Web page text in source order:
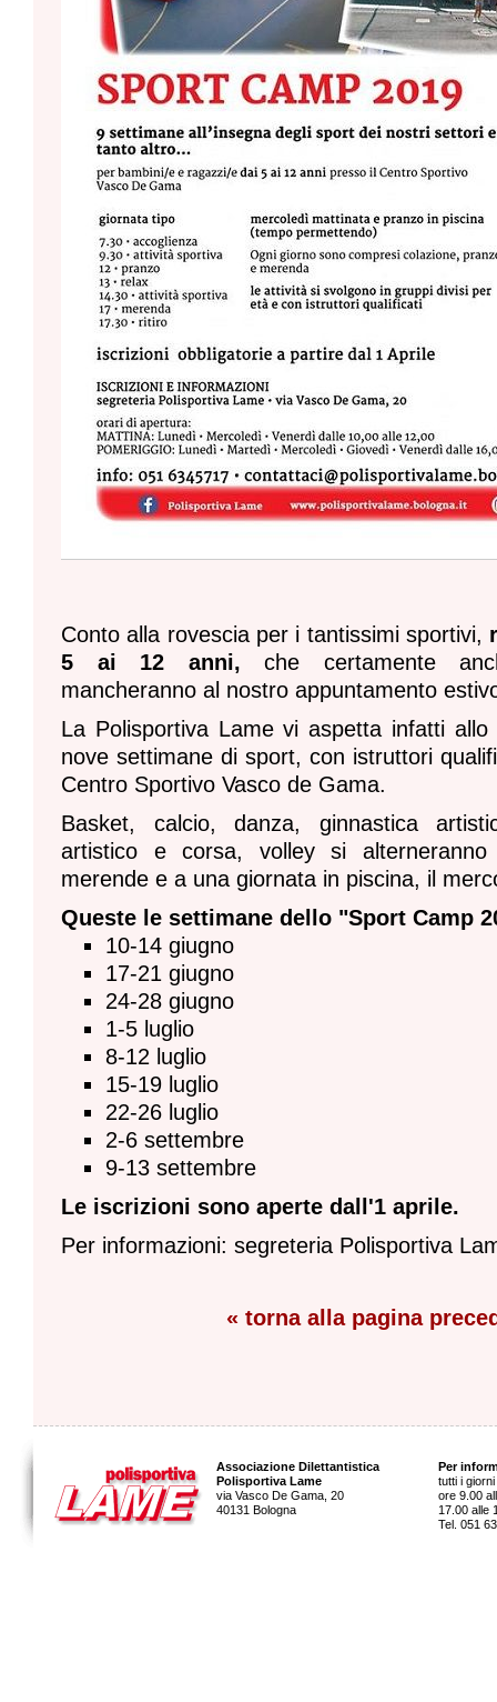
Conto alla rovescia per i tantissimi sportivi,
5 ai 12 anni, che certamente
mancheranno al nostro appuntamento
La Polisportiva Lame vi aspetta infatti allo
nove settimane di sport, con istruttori
Centro Sportivo Vasco de Gama.
Basket, calcio, danza, ginnastica
artistico e corsa, volley si
merende e a una giornata in piscina, il
Queste le settimane dello "Sport Camp
10-14 giugno
17-21 giugno
24-28 giugno
1-5 luglio
8-12 luglio
15-19 luglio
22-26 luglio
2-6 settembre
9-13 settembre
Le iscrizioni sono aperte dall'1 aprile.
Per informazioni: segreteria Polisportiva
« torna alla pagina
Associazione Dilettantistica
Polisportiva Lame
via Vasco De Gama, 20
40131 Bologna
Per
tutti i
ore 9.00
17.00 alle
Tel. 051